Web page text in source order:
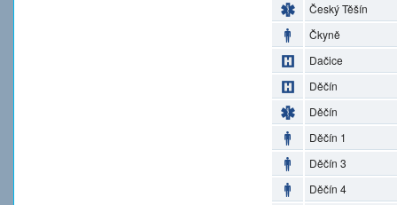
Český Těšín
Čkyně
Dačice
Děčín
Děčín
Děčín 1
Děčín 3
Děčín 4